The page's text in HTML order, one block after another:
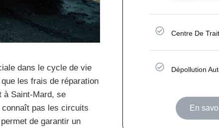
dans le cycle de vie
les frais de réparation
à Saint-Mard, se
connaît pas les circuits
de garantir un
Centre De
Dépollution
En